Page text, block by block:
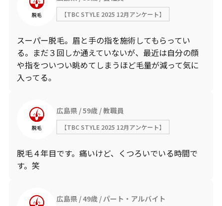
脱毛 【TBC STYLE 2025 12月アンケート】
スーパー脱毛。眉と手の指を施術してもらってい
る。まだ３回しか通えていないが、最近は自分の顔
や指をついつい眺めてしまうほど毛量が減って気に
入ってる。
脱毛
広島県 59歳 教職員
【TBC STYLE 2025 12月アンケート】
脱毛４年目です。痛いけど、くつろいでいる時間で
す。笑
広島県 49歳 パート・アルバイト